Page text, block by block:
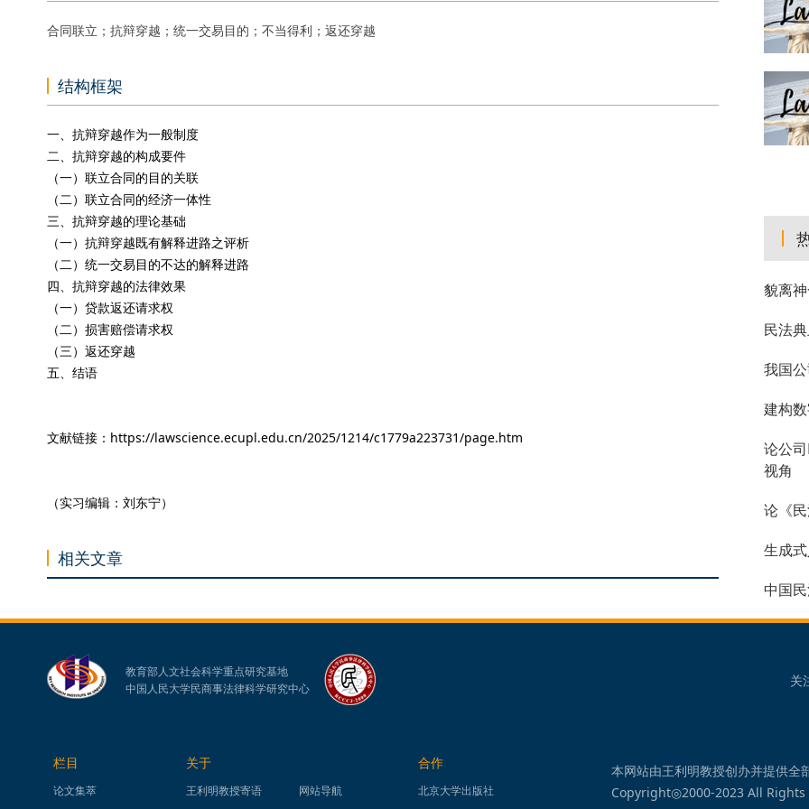
合同联立；抗辩穿越；统一交易目的；不当得利；返还穿越
结构框架
一、抗辩穿越作为一般制度
二、抗辩穿越的构成要件
（一）联立合同的目的关联
（二）联立合同的经济一体性
三、抗辩穿越的理论基础
（一）抗辩穿越既有解释进路之评析
（二）统一交易目的不达的解释进路
四、抗辩穿越的法律效果
（一）贷款返还请求权
（二）损害赔偿请求权
（三）返还穿越
五、结语
文献链接：https://lawscience.ecupl.edu.cn/2025/1214/c1779a223731/page.htm
（实习编辑：刘东宁）
相关文章
貌离
民法
我国
建构
论公
视角
论《
生成
中国
教育部人文社会科学重点研究基地
中国人民大学民商事法律科学研究中心
栏目
论文集萃
关于
王利明教授寄语 网站导航
合作
北京大学出版社
关
本网站由王利明教授创办并提供全
Copyright◎2000-2023 All Rights